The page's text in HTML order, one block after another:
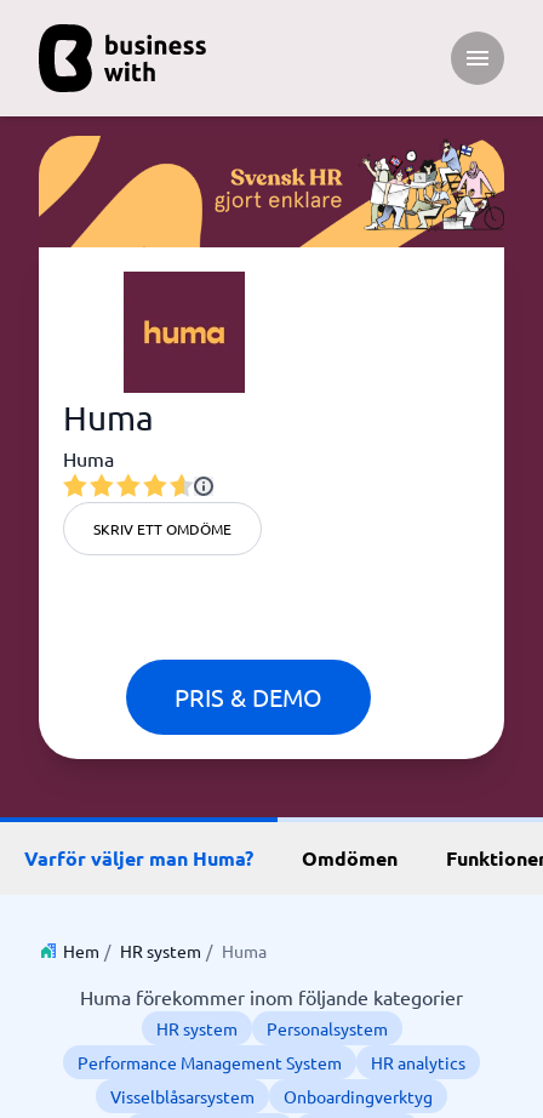
Open
Huma
Huma
SKRIV ETT OMDÖME
PRIS & DEMO
Varför väljer man Huma? Omdömen
Hem / HR system / Huma
Huma förekommer inom följande kategorier
HR system
Personalsystem
Performance Management System
HR analytics
Visselblåsarsystem
Onboardingverktyg